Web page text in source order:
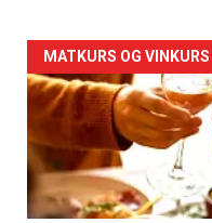
Forsiden
akkurat
nå
-
MATKURS OG VINKURS